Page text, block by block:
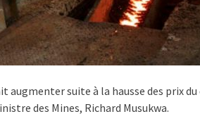
suite à la hausse des prix du
des Mines, Richard Musukwa.